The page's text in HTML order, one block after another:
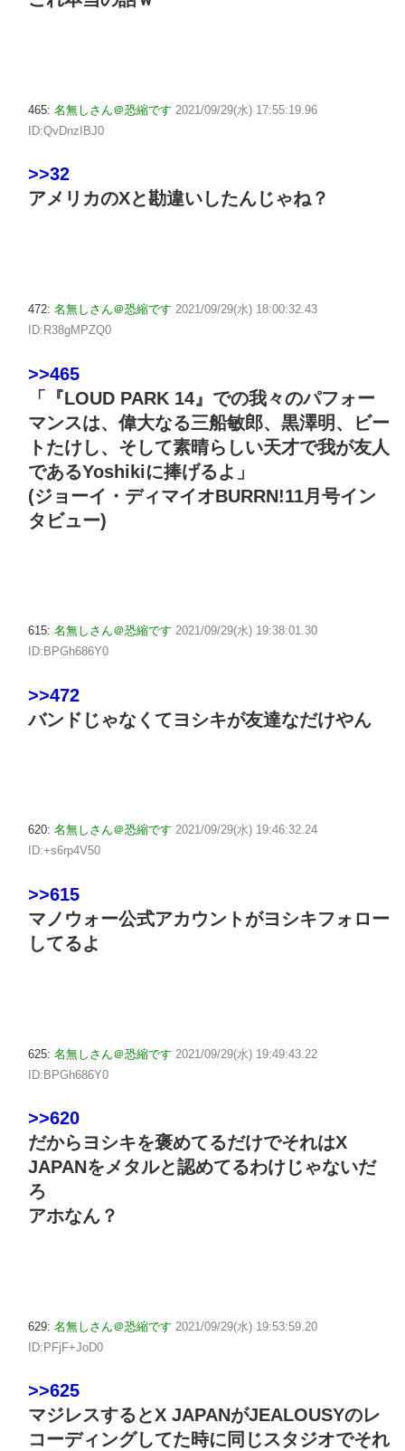
465: 名無しさん＠恐縮です 2021/09/29(水) 17:55:19.96
ID:QvDnzIBJ0
>>32
アメリカのXと勘違いしたんじゃね？
472: 名無しさん＠恐縮です 2021/09/29(水) 18:00:32.43
ID:R38gMPZQ0
>>465
「『LOUD PARK 14』での我々のパフォー
マンスは、偉大なる三船敏郎、黒澤明、ビー
トたけし、そして素晴らしい天才で我が友人
であるYoshikiに捧げるよ」
(ジョーイ・ディマイオBURRN!11月号イン
タビュー)
615: 名無しさん＠恐縮です 2021/09/29(水) 19:38:01.30
ID:BPGh686Y0
>>472
バンドじゃなくてヨシキが友達なだけやん
620: 名無しさん＠恐縮です 2021/09/29(水) 19:46:32.24
ID:+s6rp4V50
>>615
マノウォー公式アカウントがヨシキフォロー
してるよ
625: 名無しさん＠恐縮です 2021/09/29(水) 19:49:43.22
ID:BPGh686Y0
>>620
だからヨシキを褒めてるだけでそれはX
JAPANをメタルと認めてるわけじゃないだ
ろ
アホなん？
629: 名無しさん＠恐縮です 2021/09/29(水) 19:53:59.20
ID:PFjF+JoD0
>>625
マジレスするとX JAPANがJEALOUSYのレ
コーディングしてた時に同じスタジオでそれ